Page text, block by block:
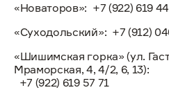
«Новаторов»: +7 (922) 619
«Суходольский»: +7 (912)
«Шишимская горка» (ул.
Мраморская, 4, 4/2, 6, 13):
+7 (922) 619 57 71